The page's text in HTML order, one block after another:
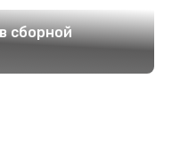
сборной